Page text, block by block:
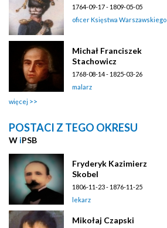
1764-09-17 - 1809-05-05
oficer Księstwa Warszawskiego
Michał Franciszek
Stachowicz
1768-08-14 - 1825-03-26
malarz
więcej
POSTACI Z TEGO OKRESU
W iPSB
Fryderyk Kazimierz
Skobel
1806-11-23 - 1876-11-25
lekarz
Mikołaj Czapski